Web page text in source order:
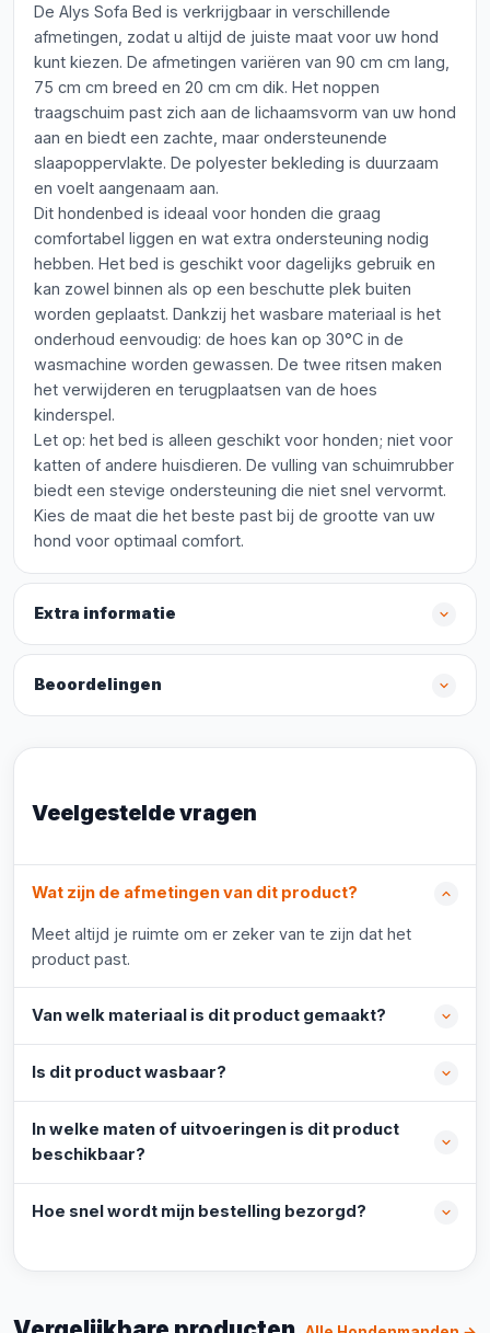
De Alys Sofa Bed is verkrijgbaar in verschillende
afmetingen, zodat u altijd de juiste maat voor uw hond
kunt kiezen. De afmetingen variëren van 90 cm cm lang,
75 cm cm breed en 20 cm cm dik. Het noppen
traagschuim past zich aan de lichaamsvorm van uw hond
aan en biedt een zachte, maar ondersteunende
slaapoppervlakte. De polyester bekleding is duurzaam
en voelt aangenaam aan.
Dit hondenbed is ideaal voor honden die graag
comfortabel liggen en wat extra ondersteuning nodig
hebben. Het bed is geschikt voor dagelijks gebruik en
kan zowel binnen als op een beschutte plek buiten
worden geplaatst. Dankzij het wasbare materiaal is het
onderhoud eenvoudig: de hoes kan op 30°C in de
wasmachine worden gewassen. De twee ritsen maken
het verwijderen en terugplaatsen van de hoes
kinderspel.
Let op: het bed is alleen geschikt voor honden; niet voor
katten of andere huisdieren. De vulling van schuimrubber
biedt een stevige ondersteuning die niet snel vervormt.
Kies de maat die het beste past bij de grootte van uw
hond voor optimaal comfort.
Extra informatie
Beoordelingen
Veelgestelde vragen
Wat zijn de afmetingen van dit product?
Meet altijd je ruimte om er zeker van te zijn dat het
product past.
Van welk materiaal is dit product gemaakt?
Is dit product wasbaar?
In welke maten of uitvoeringen is dit product
beschikbaar?
Hoe snel wordt mijn bestelling bezorgd?